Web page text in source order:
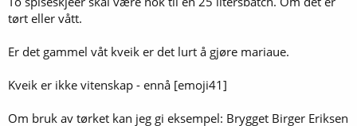
tørt eller vått.
Er det gammel våt kveik er det lurt å gjøre mariaue.
Kveik er ikke vitenskap - ennå [emoji41]
Om bruk av tørket kan jeg gi eksempel: Brygget Birger Eriksen